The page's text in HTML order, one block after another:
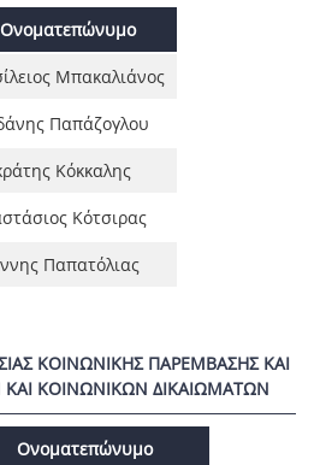
Ονοματεπώνυμο
Μπακαλιάνος
Παπάζογλου
Κόκκαλης
Κότσιρας
Παπατόλιας
ΚΟΙΝΩΝΙΚΗΣ ΠΑΡΕΜΒΑΣΗΣ ΚΑΙ
ΚΟΙΝΩΝΙΚΩΝ ΔΙΚΑΙΩΜΑΤΩΝ
Ονοματεπώνυμο